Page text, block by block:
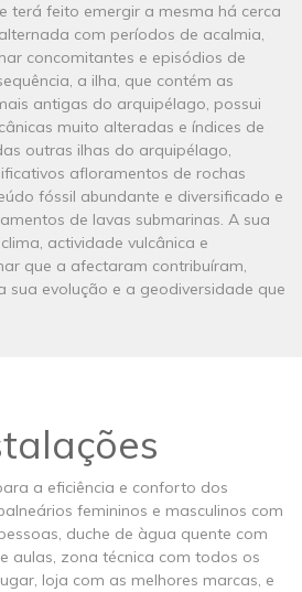
terá feito emergir a mesma há cerca
com períodos de acalmia,
concomitantes e episódios de
a ilha, que contém as
antigas do arquipélago, possui
muito alteradas e índices de
outras ilhas do arquipélago,
afloramentos de rochas
fóssil abundante e diversificado e
de lavas submarinas. A sua
actividade vulcânica e
que a afectaram contribuíram,
sua evolução e a geodiversidade que
a eficiência e conforto dos
femininos e masculinos com
duche de àgua quente com
aulas, zona técnica com todos os
loja com as melhores marcas, e